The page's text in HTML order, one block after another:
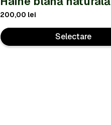
200,00 lei
Selectare